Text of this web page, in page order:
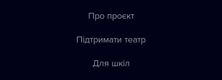
Про проєкт
Підтримати театр
Для шкіл